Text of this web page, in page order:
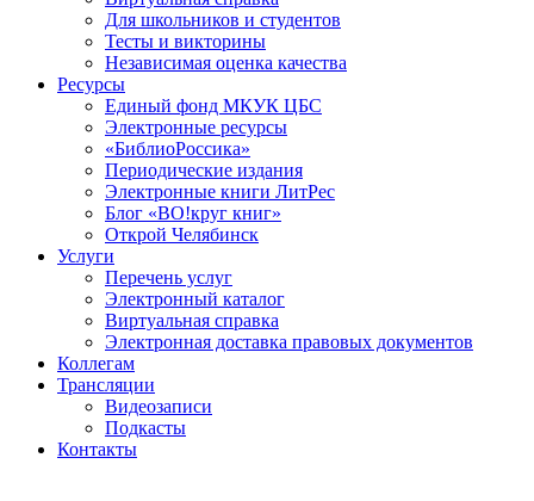
Для школьников и студентов
Тесты и викторины
Независимая оценка качества
Ресурсы
Единый фонд МКУК ЦБС
Электронные ресурсы
«БиблиоРоссика»
Периодические издания
Электронные книги ЛитРес
Блог «ВО!круг книг»
Открой Челябинск
Услуги
Перечень услуг
Электронный каталог
Виртуальная справка
Электронная доставка правовых документов
Коллегам
Трансляции
Видеозаписи
Подкасты
Контакты